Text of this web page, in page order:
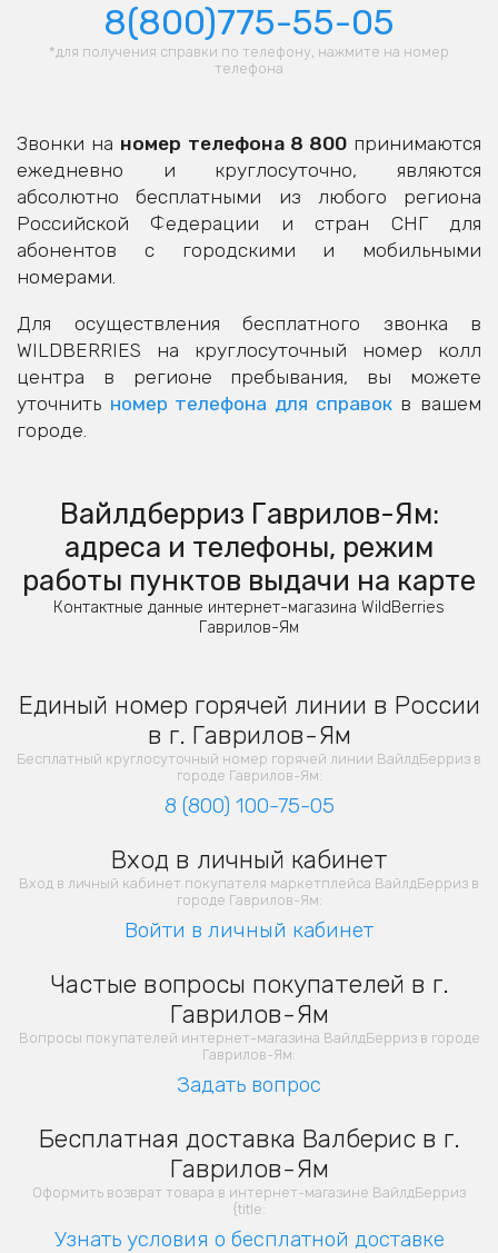
8(800)775-55-05
*для получения справки по телефону, нажмите на номер
телефона
Звонки на номер телефона 8 800принимаются
ежедневно и круглосуточно, являются
абсолютно бесплатными из любого региона
Российской Федерации и стран СНГ для
абонентов с городскими и мобильными
номерами.
Для осуществления бесплатного звонка в
WILDBERRIES на круглосуточный номер колл
центра в регионе пребывания, вы можете
уточнить номер телефона для справокв вашем
городе.
Вайлдберриз Гаврилов-Ям:
адреса и телефоны, режим
работы пунктов выдачи на карте
Контактные данные интернет-магазина WildBerries
Гаврилов-Ям
Единый номер горячей линии в России
в г. Гаврилов-Ям
Бесплатный круглосуточный номер горячей линии ВайлдБерриз в
городе Гаврилов-Ям:
8 (800) 100-75-05
Вход в личный кабинет
Вход в личный кабинет покупателя маркетплейса ВайлдБерриз в
городе Гаврилов-Ям:
Войти в личный кабинет
Частые вопросы покупателей в г.
Гаврилов-Ям
Вопросы покупателей интернет-магазина ВайлдБерриз в городе
Гаврилов-Ям:
Задать вопрос
Бесплатная доставка Валберис в г.
Гаврилов-Ям
Оформить возврат товара в интернет-магазине ВайлдБерриз
{title:
Узнать условия о бесплатной доставке